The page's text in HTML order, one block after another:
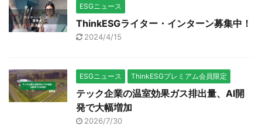
ESGニュース
ThinkESGライター・インターン募集中！
2024/4/15
ESGニュース ThinkESGプレミアム会員限定
テック企業の温室効果ガス排出量、AI開
発で大幅増加
2026/7/30